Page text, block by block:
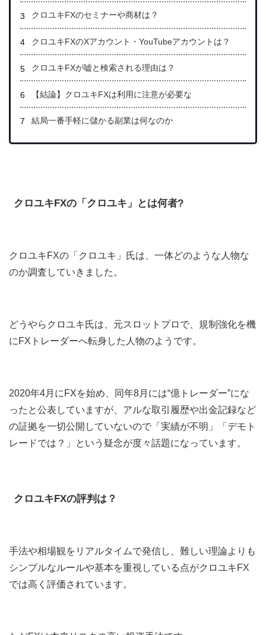
クロユキFXのセミナーや商材は ？
クロユキFXのXアカウント・YouTubeアカウントは？
クロユキFXが嘘と検索される理由は？
【結論】 クロユキFXは利用に注意が必要な
結局一番手軽に儲かる副業は何なのか
クロユキFXの「クロユキ」とは何者?
クロユキFXの「クロユキ」氏は、一体どのような人物な
のか調査していきました。
どうやらクロユキ氏は、元スロットプロで、規制強化を機
にFXトレーダーへ転身した人物のようです。
2020年4月にFXを始め、同年8月には“億トレーダー”にな
ったと公表していますが、アルな取引履歴や出金記録など
の証拠を一切公開していないので「実績が不明」「デモト
レードでは？」という疑念が度々話題になっています。
クロユキFXの評判は？
手法や相場観をリアルタイムで発信し、難しい理論よりも
シンプルなルールや基本を重視している点がクロユキFX
では高く評価されています。